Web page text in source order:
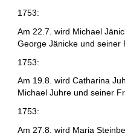
1753:
Am 22.7. wird Michael
George Jänicke und
1753:
Am 19.8. wird Catharina
Michael Juhre und seiner
1753:
Am 27.8. wird Maria